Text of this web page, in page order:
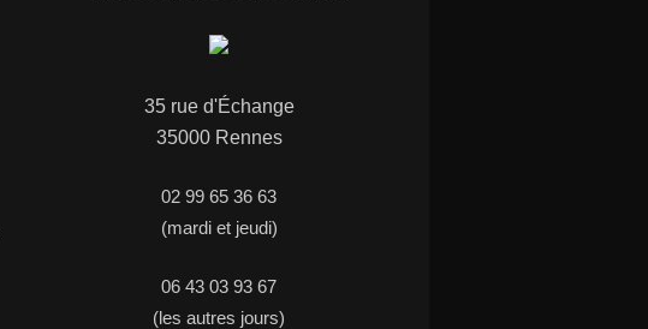
35 rue d'Échange
35000 Rennes
02 99 65 36 63
(mardi et jeudi)
06 43 03 93 67
(les autres jours)